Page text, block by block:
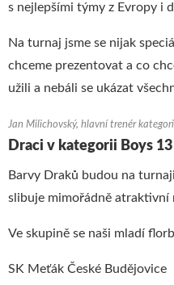
s nejlepšími týmy z Evropy i
Na turnaj jsme se nijak
chceme prezentovat a co
užili a nebáli se ukázat
Jan Milichovský, hlavní trenér
Draci v kategorii Boys 13
Barvy Draků budou na
slibuje mimořádně
Ve skupině se naši mladí
SK Meťák České Budějovice